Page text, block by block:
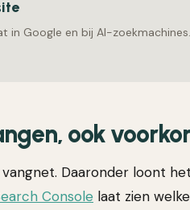
in Google en bij AI-
ook
Daaronder loont
Console laat zien